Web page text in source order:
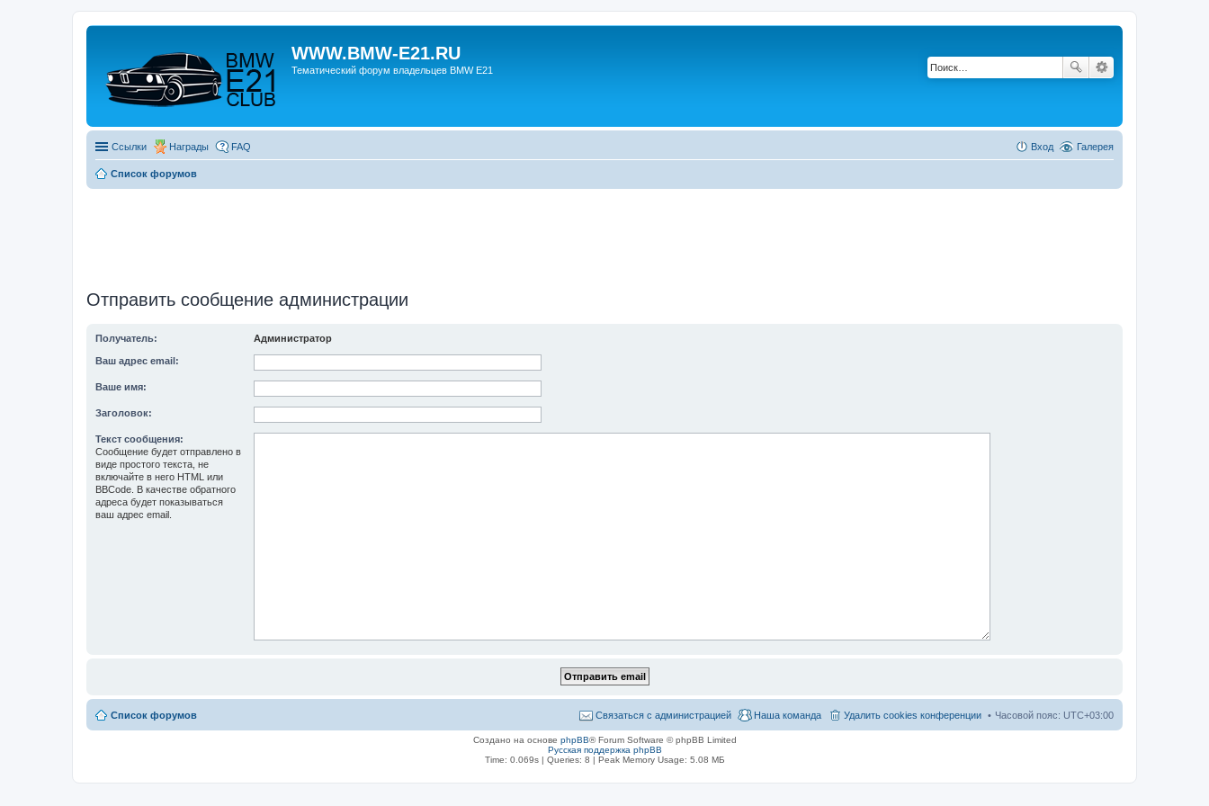
WWW.BMW-E21.RU
Тематический форум владельцев BMW E21
Ссылки Награды Галерея
FAQ Вход
Список форумов
Отправить сообщение администрации
Получатель: Администратор
Ваш адрес email:
Ваше имя:
Заголовок:
Текст сообщения:
Сообщение будет отправлено в
виде простого текста, не
включайте в него HTML или
BBCode. В качестве обратного
адреса будет показываться
ваш адрес email.
Список форумов Часовой пояс: UTC+03:00
Удалить cookies конференции
Наша команда
Связаться с администрацией
Создано на основе phpBB® Forum Software © phpBB Limited
Русская поддержка phpBB
Time: 0.069s| Queries: 8 | Peak Memory Usage: 5.08 МБ